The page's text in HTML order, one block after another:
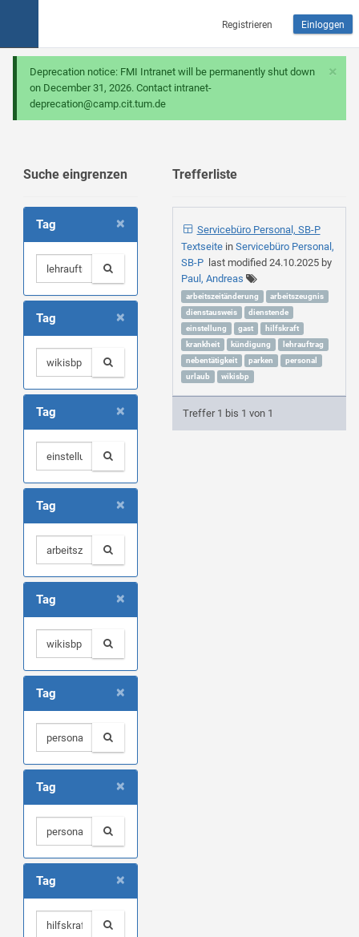
Registrieren Einloggen
×
Deprecation notice: FMI Intranet will be permanently shut down
on December 31, 2026. Contact intranet-
deprecation@camp.cit.tum.de
Suche eingrenzen
×
Tag
×
Tag
×
Tag
×
Tag
×
Tag
×
Tag
×
Tag
×
Tag
Trefferliste
Servicebüro Personal, SB-P
Textseite in Servicebüro Personal,
SB-Plast modified 24.10.2025by
Paul, Andreas
arbeitszeitänderung
arbeitszeugnis
dienstausweis
dienstende
einstellung
gast
hilfskraft
krankheit
kündigung
lehrauftrag
nebentätigkeit
parken
personal
urlaub
wikisbp
Treffer 1 bis 1 von 1